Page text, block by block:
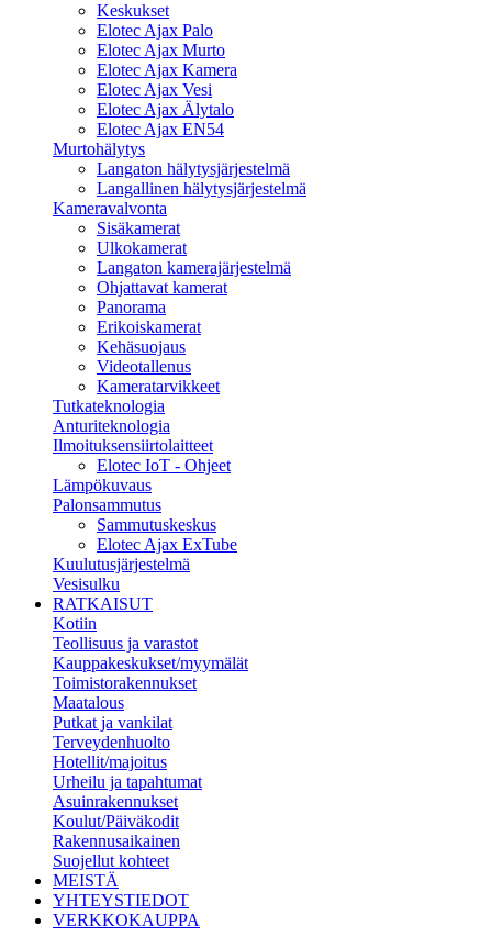
Keskukset
Elotec Ajax Palo
Elotec Ajax Murto
Elotec Ajax Kamera
Elotec Ajax Vesi
Elotec Ajax Älytalo
Elotec Ajax EN54
Murtohälytys
Langaton hälytysjärjestelmä
Langallinen hälytysjärjestelmä
Kameravalvonta
Sisäkamerat
Ulkokamerat
Langaton kamerajärjestelmä
Ohjattavat kamerat
Panorama
Erikoiskamerat
Kehäsuojaus
Videotallenus
Kameratarvikkeet
Tutkateknologia
Anturiteknologia
Ilmoituksensiirtolaitteet
Elotec IoT - Ohjeet
Lämpökuvaus
Palonsammutus
Sammutuskeskus
Elotec Ajax ExTube
Kuulutusjärjestelmä
Vesisulku
RATKAISUT
Kotiin
Teollisuus ja varastot
Kauppakeskukset/myymälät
Toimistorakennukset
Maatalous
Putkat ja vankilat
Terveydenhuolto
Hotellit/majoitus
Urheilu ja tapahtumat
Asuinrakennukset
Koulut/Päiväkodit
Rakennusaikainen
Suojellut kohteet
MEISTÄ
YHTEYSTIEDOT
VERKKOKAUPPA